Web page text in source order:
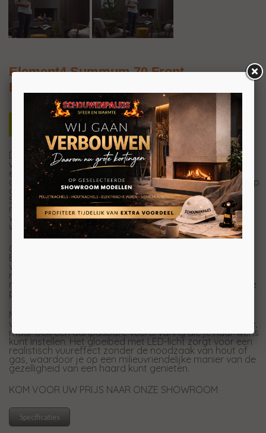
Element4 Summum 70 Front
Bio-ethanol inbouwhaard
Deze prachtige 70 cm brede haard van Element4 is een
waar boegbeeld in iedere woonkamer! De haard biedt
een moeiteloze bediening dankzij de handige
afstandsbediening, waarmee je met een druk op de knop
de sfeer in elke ruimte transformeert. De Element4
Summum 70 is niet alleen alsgashaardbeschikbaar,
maar nu ook alsbio-ethanolhaard. Ideaal als u een
woning heeft zonder gasaansluiting of graag gasloos
wilt wonen.
Of je nu een traditionele of moderne inrichting hebt, de
Element4 Summum 70 past perfect door zijn
veelzijdigheid. Het innovatieve ontwerp maakt het
mogelijk om deze haard zowel met als zonder
rookkanaal aan te sluiten, waardoor je flexibel bent in de
plaatsingsmogelijkheden.
Met een vermogen van 2 tot 3 kW en 3 verschillende
vlaminstellingen biedt de Summum 70 niet alleen warmte,
maar ook een aanpasbare vuurervaring die je naar wens
kunt instellen. Het gloeibed met LED-licht zorgt voor een
realistisch vuureffect zonder de noodzaak van hout of
gas, waardoor je op een milieuvriendelijke manier van de
gezelligheid van een haard kunt genieten.
KOM VOOR UW PRIJS NAAR ONZE SHOWROOM
Specificaties